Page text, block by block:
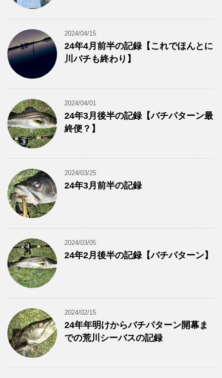
2024/04/15
24年4月前半の記録【これでほんとに
川バチも終わり】
2024/04/01
24年3月後半の記録【バチパターン最
終便？】
2024/03/25
24年3月前半の記録
2024/03/05
24年2月後半の記録【バチパターン】
2024/02/15
24年年明けからバチパターン開幕ま
での荒川シーバスの記録